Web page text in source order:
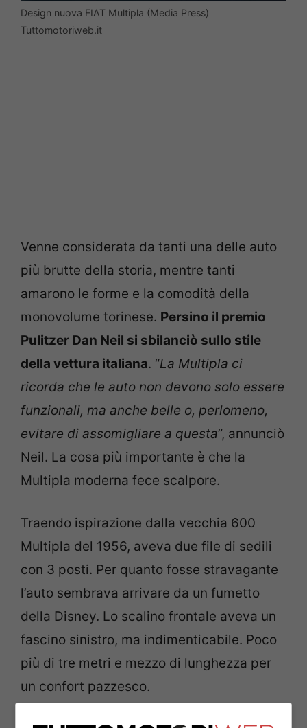
Design nuova FIAT Multipla (Media Press)
Tuttomotoriweb.it
Venne considerata da tanti una delle auto
più brutte della storia, mentre tanti
amarono le forme e la comodità della
monovolume torinese. Persino il premio
Pulitzer Dan Neil si sbilanciò sullo stile
della vettura italiana. “La Multipla ci
ricorda che le auto non devono solo essere
funzionali, ma anche belle o, perlomeno,
evitare di assomigliare a questa”, annunciò
Neil. La cosa più importante è che la
Multipla moderna fece scalpore.
Traendo ispirazione dalla vecchia 600
Multipla del 1956, aveva due file di sedili
con 3 posti. Per quanto fosse stravagante
l’auto sembrava arrivare da un fumetto
della Disney. Lo scalino frontale aveva un
fascino sinistro, ma indimenticabile. Poco
più di tre metri e mezzo di lunghezza per
un confort pazzesco.